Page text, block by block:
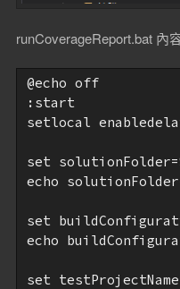
runCoverageReport.bat 內
@echo off
:start
setlocal
set
echo
set
echo
set